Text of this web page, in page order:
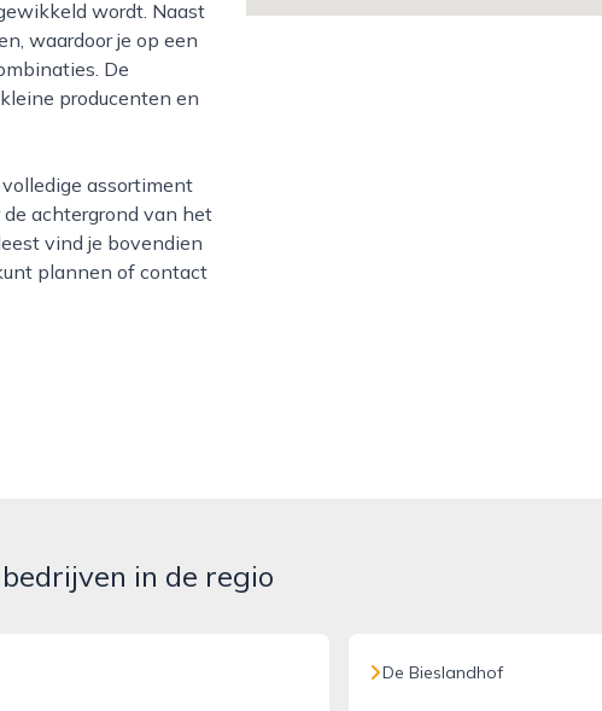
wordt. Naast
waardoor je op een
De
producenten en
achtergrond van het
vind je bovendien
plannen of contact
in de regio
De Bieslandhof